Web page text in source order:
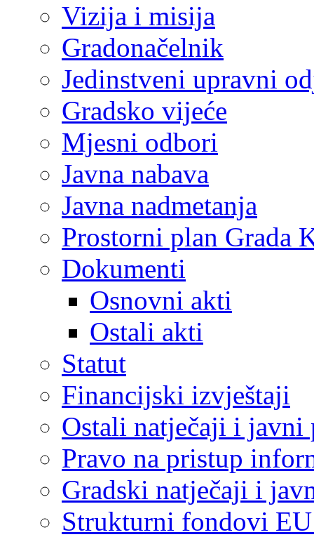
Vizija i misija
Gradonačelnik
Jedinstveni upravni
Gradsko vijeće
Mjesni odbori
Javna nabava
Javna nadmetanja
Prostorni plan Grada
Dokumenti
Osnovni akti
Ostali akti
Statut
Financijski izvještaji
Ostali natječaji i javni
Pravo na pristup
Gradski natječaji i
Strukturni fondovi